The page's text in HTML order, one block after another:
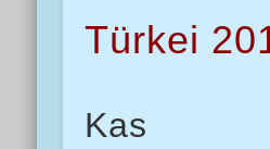
Türkei
Kas